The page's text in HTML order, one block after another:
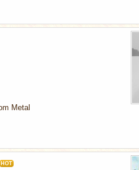
Metal
HOT